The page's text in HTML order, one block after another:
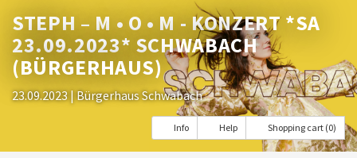
STEPH – M • O • M - KONZERT *SA
23.09.2023* SCHWABACH
(BÜRGERHAUS)
23.09.2023 | Bürgerhaus Schwabach
Info Help Shopping cart (0)